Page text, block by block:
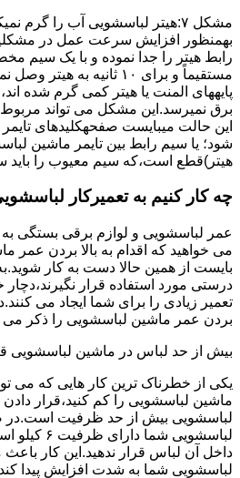
مشکل ۷:ﻫﯿﺘﺮ لباسشویی آب را ﮔﺮم
بهمنظور اﻓﺰاﯾﺶ ﺳﺮﻋﺖ ﻋﻤﻞ در
مستقیماً و برای ۱۰ ﺛﺎﻧﯿﻪ ﺑﻪ
پایههای اﻟﻤﻨﺖ یا هیتر کمی ﮔﺮم ﺷﺪه
ﺑﺮق نمیرسد.اﯾﻦ ﻣﺸﮑﻞ می تواند مربوط
این حالت میبایست صفحهکلیدهای
شود؛ ﯾﺎ ﺳﯿﻢ راﺑﻂ ﺑﯿﻦ ﺗﺎﯾﻤﺮ ماشین
ﻫﯿﺘﺮ)ﻗﻄﻊ اﺳﺖ،ﮐﻪ ﺳﯿﻢ ﻣﻌﯿﻮب را ﺑﺎﯾﺪ
چه کار کنیم به تعمیرکار
عمر لباسشویی و لوازم برقی بستگی به
می خواهید که اقدام به بالا بردن عمر
بایست از همین حالا دست به کار
درستی مورد استفاده قرار
بردن عمر ماشین لباسشویی را ذکر می
بیش از حد لباس در ماشین لباسشویی
یکی از خطرناک ترین کار هایی که می
ماشین لباسشویی را کم کنید،قرار
لباسشویی بیش از حد ظرفیت است.در
داخل آن لباس قرار ندهید.این کار
لباسشویی شما به شدت افزایش پیدا